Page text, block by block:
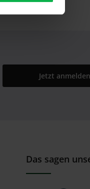
Jetzt anmelden
Das sagen